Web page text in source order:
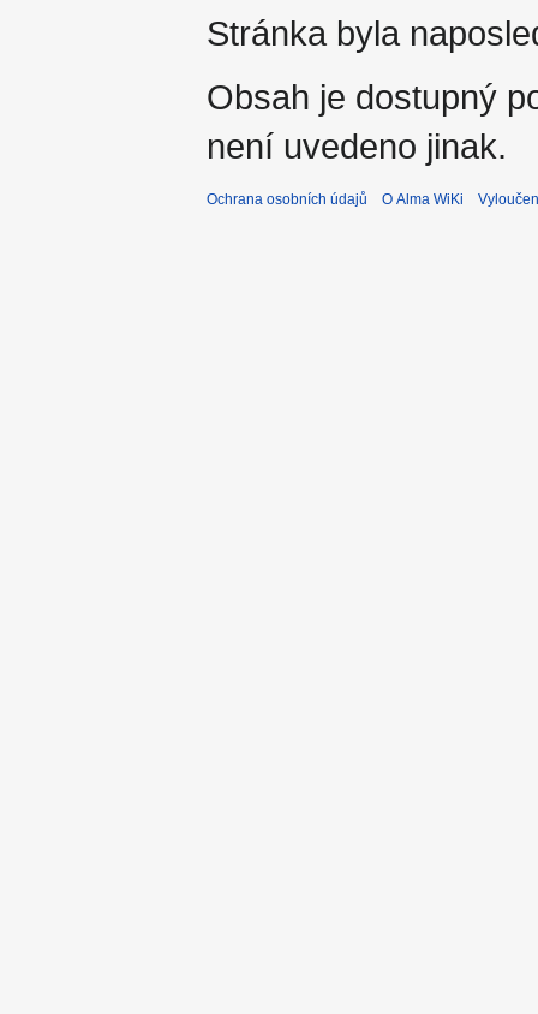
Stránka byla
Obsah je dostupný
není uvedeno jinak.
Ochrana osobních údajů O Alma WiKi